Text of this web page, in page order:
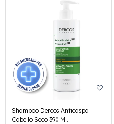
Shampoo Dercos Anticaspa
Cabello Seco 390 Ml.